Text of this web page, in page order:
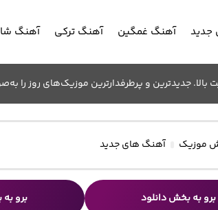
جدید آهنگ غمگین آهنگ ترکی آهنگ
جدیدترین و پرطرفدارترین موزیک‌های روز را
موزیک آهنگ های جدید
برو به بخش دانلود برو